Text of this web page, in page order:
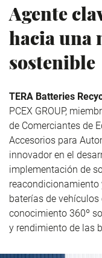
Agente
hacia una
sostenible
TERA Batteries
PCEX GROUP,
de Comerciantes de
Accesorios para
innovador en el
implementación de
reacondicionamiento
baterías de vehículos
conocimiento 360º
y rendimiento de las